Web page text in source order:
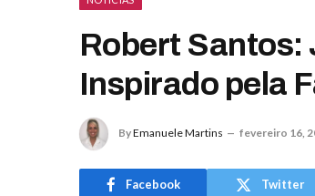
Robert Santos:
Inspirado pela
ByEmanuele Martins fevereiro 16,
Facebook Twitter